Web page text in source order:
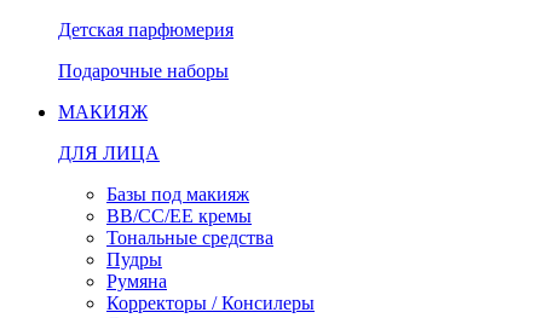
Детская парфюмерия
Подарочные наборы
МАКИЯЖ
ДЛЯ ЛИЦА
Базы под макияж
BB/CC/EE кремы
Тональные средства
Пудры
Румяна
Корректоры / Консилеры